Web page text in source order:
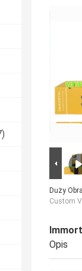
Duży
Custom
Opis